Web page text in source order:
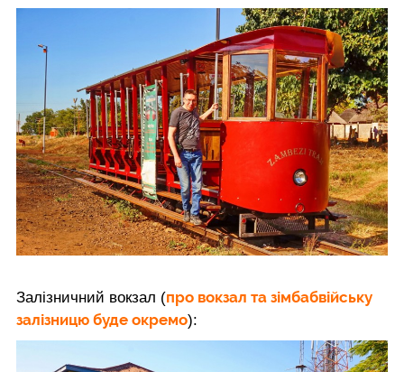
Залізничний вокзал (про вокзал та зімбабвійську
залізницю буде окремо):